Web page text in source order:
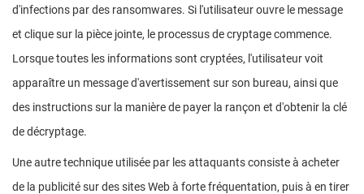
d'infections par des ransomwares. Si l'utilisateur ouvre le message
et clique sur la pièce jointe, le processus de cryptage commence.
Lorsque toutes les informations sont cryptées, l'utilisateur voit
apparaître un message d'avertissement sur son bureau, ainsi que
des instructions sur la manière de payer la rançon et d'obtenir la clé
de décryptage.
Une autre technique utilisée par les attaquants consiste à acheter
de la publicité sur des sites Web à forte fréquentation, puis à en tirer